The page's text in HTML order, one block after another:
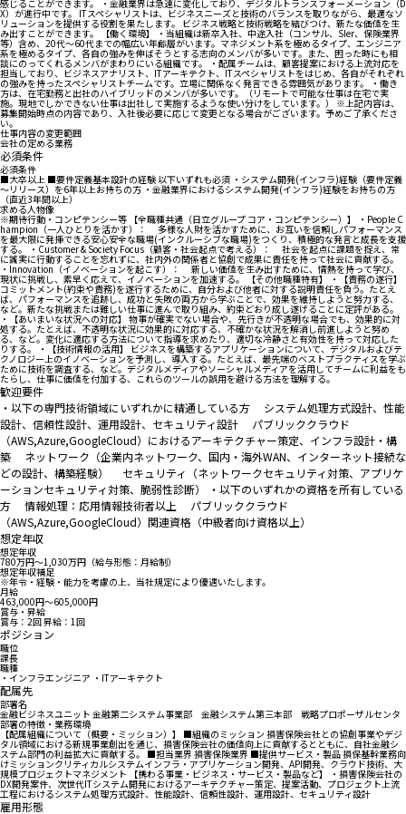
感じることができます。 ・金融業界は急速に変化しており、デジタルトランスフォーメーション（D
X）が進行中です。 ITスペシャリストは、ビジネスニーズと技術のバランスを取りながら、最適なソ
リューションを提供する役割を果たします。 ビジネス戦略と技術戦略を結びつけ、新たな価値を生
み出すことができます。 【働く環境】 ・当組織は新卒入社、中途入社（コンサル、SIer、保険業界
等）含め、20代～60代までの幅広い年齢層がいます。マネジメント系を極めるタイプ、エンジニア
系を極めるタイプ、各自の強みを伸ばそうとする志向のメンバが多いです。また、困った時にも相
談にのってくれるメンバがまわりにいる組織です。 ・配属チームは、顧客提案における上流対応を
担当しており、ビジネスアナリスト、ITアーキテクト、ITスペシャリストをはじめ、各自がそれぞれ
の強みを持ったスペシャリストチームです。立場に関係なく発言できる雰囲気があります。 ・働き
方は、在宅勤務と出社のハイブリッドのメンバが多いです。（リモートで可能な仕事は在宅で実
施。現地でしかできない仕事は出社して実施するような使い分けをしています。） ※上記内容は、
募集開始時点の内容であり、入社後必要に応じて変更となる場合がございます。予めご了承くださ
い。
仕事内容の変更範囲
会社の定める業務
必須条件
必須条件
■大卒以上 ■要件定義基本設計の経験 以下いずれも必須 ・システム開発(インフラ)経験（要件定義
～リリース）を6年以上お持ちの方 ・金融業界におけるシステム開発(インフラ)経験をお持ちの方
（直近3年間以上）
求める人物像
※期待行動・コンピテンシー等 【全職種共通（日立グループ コア・コンピテンシー）】 ・People C
hampion（一人ひとりを活かす）： 多様な人財を活かすために、お互いを信頼しパフォーマンス
を最大限に発揮できる安心安全な職場(インクルーシブな職場)をつくり、積極的な発言と成長を支援
する。 ・Customer & Society Focus（顧客・社会起点で考える）： 社会を起点に課題を捉え、常
に誠実に行動することを忘れずに、社内外の関係者と協創で成果に責任を持って社会に貢献する。
・Innovation（イノベーションを起こす）： 新しい価値を生み出すために、情熱を持って学び、
現状に挑戦し、素早く応えて、イノベーションを加速する。 【その他職種特有】 ・【責務の遂行】
コミットメント(約束や責務)を遂行するために、自分および他者に対する説明責任を負う。たとえ
ば、パフォーマンスを追跡し、成功と失敗の両方から学ぶことで、効果を維持しようと努力する、
など。新たな挑戦または難しい仕事に進んで取り組み、約束どおり成し遂げることに定評がある。
・【あいまいな状況への対応】 物事が確実でない場合や、先行きが不透明な場合でも、効果的に対
処する。たとえば、不透明な状況に効果的に対応する、不確かな状況を解消し前進しようと努め
る、など。変化に適応する方法について指導を求めたり、適切な冷静さと有効性を持って対応した
りする。 ・【技術情報の活用】 ビジネスを構築するアプリケーションについて、デジタルおよびテ
クノロジー上のイノベーションを予測し、導入する。たとえば、最先端のベストプラクティスを学ぶ
ために技術を調査する、など。デジタルメディアやソーシャルメディアを活用してチームに利益をも
たらし、仕事に価値を付加する、これらのツールの誤用を避ける方法を理解する。
歓迎要件
・以下の専門技術領域にいずれかに精通している方 システム処理方式設計、性能
設計、信頼性設計、運用設計、セキュリティ設計 パブリッククラウド
（AWS,Azure,GoogleCloud）におけるアーキテクチャー策定、インフラ設計・構
築 ネットワーク（企業内ネットワーク、国内・海外WAN、インターネット接続な
どの設計、構築経験） セキュリティ（ネットワークセキュリティ対策、アプリケ
ーションセキュリティ対策、脆弱性診断） ・以下のいずれかの資格を所有している
方 情報処理：応用情報技術者以上 パブリッククラウド
（AWS,Azure,GoogleCloud）関連資格（中級者向け資格以上）
想定年収
想定年収
780万円〜1,030万円（給与形態：月給制）
想定年収補足
※年令・経験・能力を考慮の上、当社規定により優遇いたします。
月給
463,000円〜605,000円
賞与・昇給
賞与：2回 昇給：1回
ポジション
職位
課長
職種
・インフラエンジニア ・ITアーキテクト
配属先
部署名
金融ビジネスユニット 金融第二システム事業部 金融システム第三本部 戦略プロポーザルセンタ
部署の特徴・業務環境
【配属組織について（概要・ミッション）】 ■組織のミッション 損害保険会社との協創事業やデジ
タル領域における新規事業創出を通じ、損害保険会社の価値向上に貢献するとともに、自社金融シ
ステム部門の利益拡大に貢献する。 ■担当業界 損害保険業界 ■提供サービス・製品 損保基幹業務向
けミッションクリティカルシステムインフラ・アプリケーション開発、API開発、クラウド技術、大
規模プロジェクトマネジメント 【携わる事業・ビジネス・サービス・製品など】 ・損害保険会社の
DX開発案件、次世代ITシステム開発におけるアーキテクチャー策定、提案活動、プロジェクト上流
工程におけるシステム処理方式設計、性能設計、信頼性設計、運用設計、セキュリティ設計
雇用形態